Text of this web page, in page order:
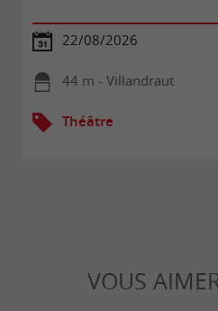
22/08/2026
44 m - Villandraut
Théâtre
VOUS